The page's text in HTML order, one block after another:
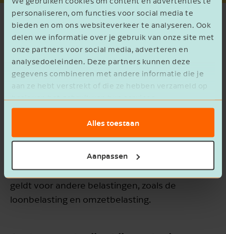
personaliseren, om functies voor social media te
bieden en om ons websiteverkeer te analyseren. Ook
delen we informatie over je gebruik van onze site met
onze partners voor social media, adverteren en
analysedoeleinden. Deze partners kunnen deze
gegevens combineren met andere informatie die je
aan ze hebt verstrekt of die ze hebben verzameld op
basis van het gebruik van hun services.
Alles toestaan
Aanpassen
Belastingrente andere belastingen
De aanwijzing massaal bezwaar geldt ook voor
bezwaren tegen in rekening gebrachte
belastingrente voor de bronbelasting, de
solidariteitsbijdrage, de minimumbelasting en
Bezwaren tegen de belastingrente opaanslagen
inkomstenbelastingzijn vanaf 8 mei 2025 ook
aangewezen als massaal bezwaar. Hetzelfde
geldt voor andere belastingen, zoals de
loonbelasting en omzetbelasting.